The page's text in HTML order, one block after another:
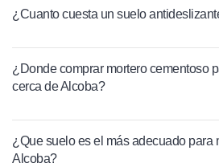
¿Cuanto cuesta un suelo
¿Donde comprar mortero cementoso
cerca de Alcoba?
¿Que suelo es el más adecuado para
Alcoba?